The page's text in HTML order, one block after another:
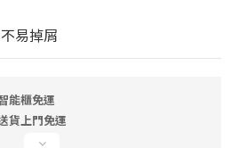
易掉屑
能櫃免運
貨上門免運